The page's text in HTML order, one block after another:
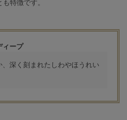
特徴です。
ィープ
深く刻まれたしわやほうれい